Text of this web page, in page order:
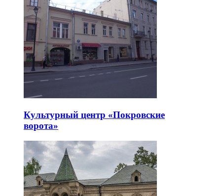
Культурный центр «Покровские
ворота»